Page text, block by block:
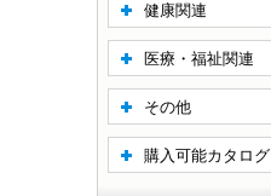
健康関連
医療・福祉関連
その他
購入可能カタログ